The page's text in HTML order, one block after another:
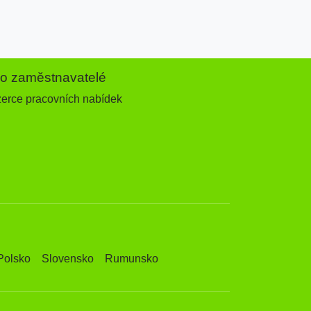
zaměstnavatelé
pracovních nabídek
Slovensko Rumunsko